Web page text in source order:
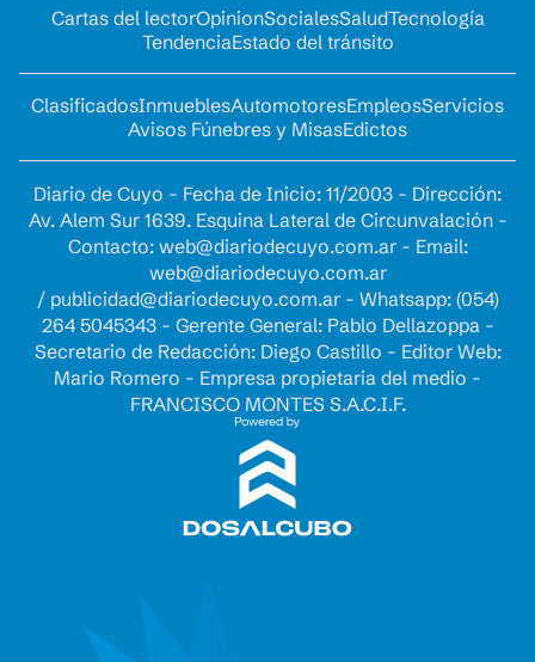
Cartas del lectorOpinionSocialesSaludTecnología
TendenciaEstado del tránsito
ClasificadosInmueblesAutomotoresEmpleosServicios
Avisos Fúnebres y MisasEdictos
Diario de Cuyo - Fecha de Inicio: 11/2003 - Dirección:
Av. Alem Sur 1639. Esquina Lateral de Circunvalación -
Contacto: web@diariodecuyo.com.ar- Email:
web@diariodecuyo.com.ar
/ publicidad@diariodecuyo.com.ar- Whatsapp: (054)
264 5045343 - Gerente General: Pablo Dellazoppa -
Secretario de Redacción: Diego Castillo - Editor Web:
Mario Romero - Empresa propietaria del medio -
FRANCISCO MONTES S.A.C.I.F.